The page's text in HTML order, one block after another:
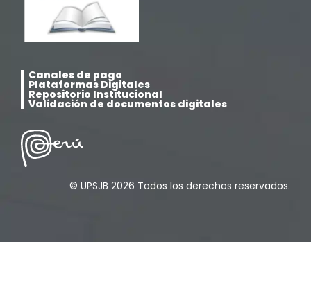
Posgrado
Pregrado
Psicología
Retorno a la presencialidad
Sede Lima (5)
Canales de pago
Plataformas Digitales
Repositorio Institucional
Validación de documentos digitales
© UPSJB 2026 Todos los derechos reservados.